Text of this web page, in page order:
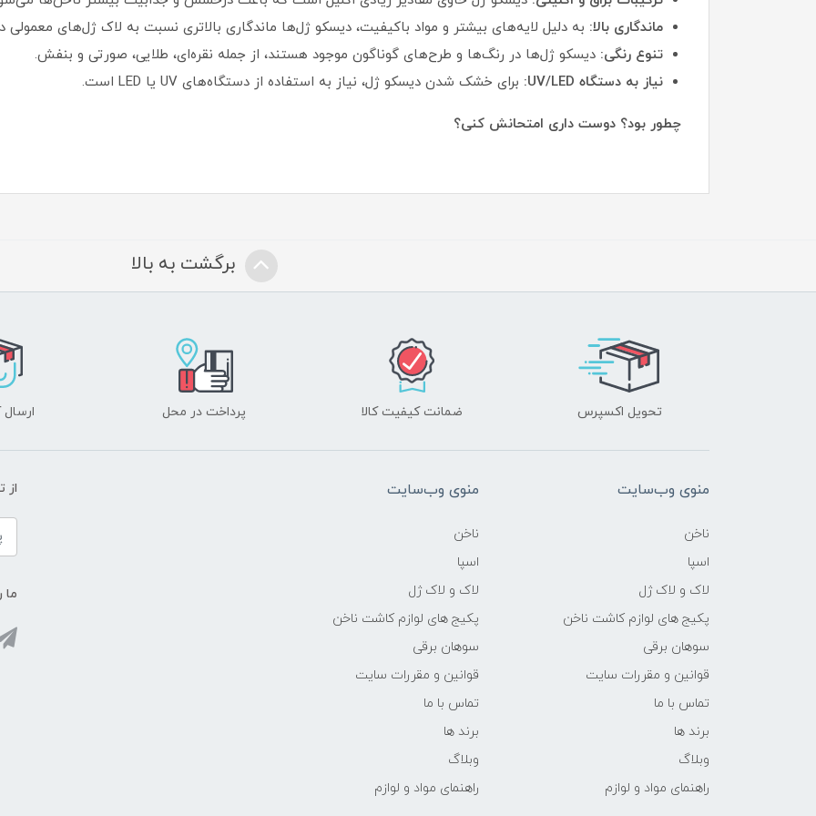
ماندگاری بالا: به دلیل لایه‌های بیشتر و مواد باکیفیت، دیسکو ژل‌ها ماندگاری بالاتری نسبت به لاک ژل‌های معمولی
تنوع رنگی: دیسکو ژل‌ها در رنگ‌ها و طرح‌های گوناگون موجود هستند، از جمله نقره‌ای، طلایی، صورتی و بنفش.
نیاز به دستگاه UV/LED:
برای خشک شدن دیسکو ژل، نیاز به استفاده از دستگاه‌های UV یا LED است.
چطور بود؟ دوست داری امتحانش کنی؟
برگشت به بالا
تحویل اکسپرس ضمانت کیفیت کالا پرداخت در محل ارسال
منوی وب‌سایت
ناخن
اسپا
لاک و لاک ژل
پکیج های لوازم کاشت ناخن
سوهان برقی
قوانین و مقررات سایت
تماس با ما
برند ها
وبلاگ
راهنمای مواد و لوازم
منوی وب‌سایت
ناخن
اسپا
لاک و لاک ژل
پکیج های لوازم کاشت ناخن
سوهان برقی
قوانین و مقررات سایت
تماس با ما
برند ها
وبلاگ
راهنمای مواد و لوازم
از
ما